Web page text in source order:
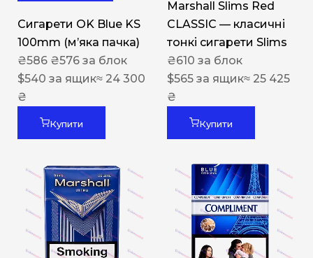
Сигарети OK Blue KS
100mm (м’яка пачка)
₴586 ₴576 за блок
$540 за ящик≈ 24 300
₴
Купити
Marshall Slims Red
CLASSIC — класичні
тонкі сигарети Slims
₴610 за блок
$565 за ящик≈ 25 425
₴
Купити